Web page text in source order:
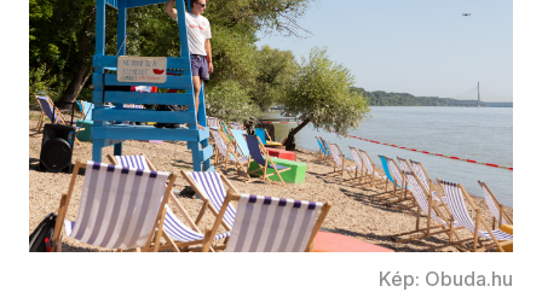
Kép: Obuda.hu